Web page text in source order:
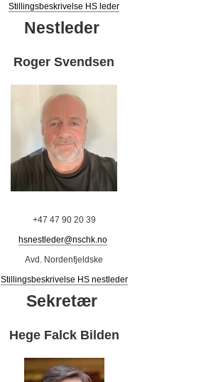
Stillingsbeskrivelse HS leder
Nestleder
Roger Svendsen
+47 47 90 20 39
hsnestleder@nschk.no
Avd. Nordenfjeldske
Stillingsbeskrivelse HS nestleder
Sekretær
Hege Falck Bilden